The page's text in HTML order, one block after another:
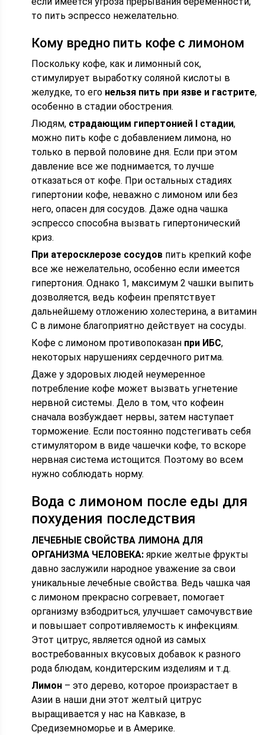
то пить эспрессо нежелательно.
Кому вредно пить кофе с лимоном
Поскольку кофе, как и лимонный сок,
стимулирует выработку соляной кислоты в
желудке, то его нельзя пить при язве и гастрите,
особенно в стадии обострения.
Людям, страдающим гипертонией I стадии,
можно пить кофе с добавлением лимона, но
только в первой половине дня. Если при этом
давление все же поднимается, то лучше
отказаться от кофе. При остальных стадиях
гипертонии кофе, неважно с лимоном или без
него, опасен для сосудов. Даже одна чашка
эспрессо способна вызвать гипертонический
криз.
При атеросклерозе сосудов пить крепкий кофе
все же нежелательно, особенно если имеется
гипертония. Однако 1, максимум 2 чашки выпить
дозволяется, ведь кофеин препятствует
дальнейшему отложению холестерина, а витамин
С в лимоне благоприятно действует на сосуды.
Кофе с лимоном противопоказан при ИБС,
некоторых нарушениях сердечного ритма.
Даже у здоровых людей неумеренное
потребление кофе может вызвать угнетение
нервной системы. Дело в том, что кофеин
сначала возбуждает нервы, затем наступает
торможение. Если постоянно подстегивать себя
стимулятором в виде чашечки кофе, то вскоре
нервная система истощится. Поэтому во всем
нужно соблюдать норму.
Вода с лимоном после еды для
похудения последствия
ЛЕЧЕБНЫЕ СВОЙСТВА ЛИМОНА ДЛЯ
ОРГАНИЗМА ЧЕЛОВЕКА: яркие желтые фрукты
давно заслужили народное уважение за свои
уникальные лечебные свойства. Ведь чашка чая
с лимоном прекрасно согревает, помогает
организму взбодриться, улучшает самочувствие
и повышает сопротивляемость к инфекциям.
Этот цитрус, является одной из самых
востребованных вкусовых добавок к разного
рода блюдам, кондитерским изделиям и т.д.
Лимон – это дерево, которое произрастает в
Азии в наши дни этот желтый цитрус
выращивается у нас на Кавказе, в
Средиземноморье и в Америке.